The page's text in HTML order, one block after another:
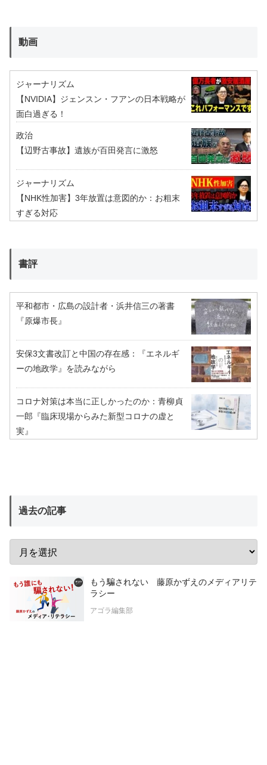
動画
ジャーナリズム
【NVIDIA】ジェンスン・フアンの日本戦略が
面白過ぎる！
政治
【辺野古事故】遺族が百田発言に激怒
ジャーナリズム
【NHK性加害】3年放置は意図的か：お粗末
すぎる対応
書評
平和都市・広島の設計者・浜井信三の著書
『原爆市長』
安保3文書改訂と中国の存在感：『エネルギ
ーの地政学』を読みながら
コロナ対策は本当に正しかったのか：青柳貞
一郎『臨床現場からみた新型コロナの虚と
実』
過去の記事
もう騙されない 藤原かずえのメディアリテ
ラシー
アゴラ編集部